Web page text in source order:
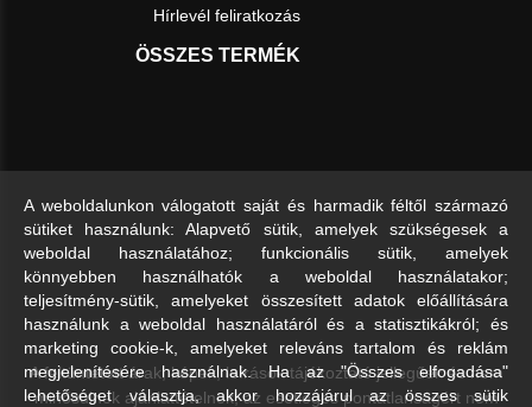
Hírlevél feliratkozás
ÖSSZES TERMÉK
A feltüntetett árak, képek, leírások tájékoztató jellegűek és nem
minősülnek ajánlattételnek, az esetleges pontatlanságért nem
A weboldalunkon válogatott saját és harmadik féltől származó
sütiket használunk: Alapvető sütik, amelyek szükségesek a
weboldal használatához; funkcionális sütik, amelyek
könnyebben használhatók a weboldal használatakor;
teljesítmény-sütik, amelyeket összesített adatok előállítására
használunk a weboldal használatáról és a statisztikákról; és
marketing cookie-k, amelyeket releváns tartalom és reklám
megjelenítésére használnak. Ha az "Összes elfogadása"
lehetőséget választja, akkor hozzájárul az összes sütik